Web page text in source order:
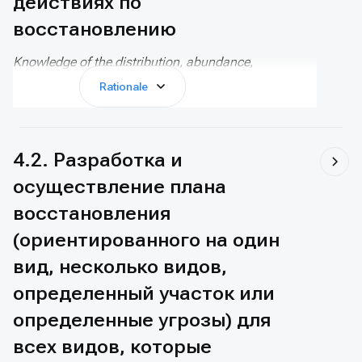
восстановлению
Knowledge of the distribution, abundance,
trends, and threats provides an essential
baseline for conservation planning and action.
Species, theGreen Status of Species
Living Planet Index
supported by several technical tools.
Rationale
4.2. Разработка и
осуществление плана
восстановления
(ориентированного на один
вид, несколько видов,
определенный участок или
определенные угрозы) для
всех видов, которые